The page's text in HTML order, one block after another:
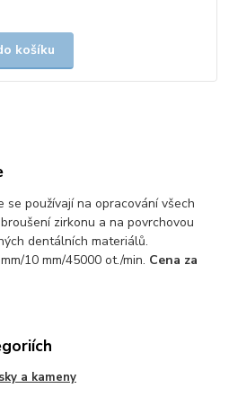
košíku
používají na opracování všech
zirkonu a na povrchovou
dentálních materiálů.
10 mm/45000 ot./min. Cena za
a kameny